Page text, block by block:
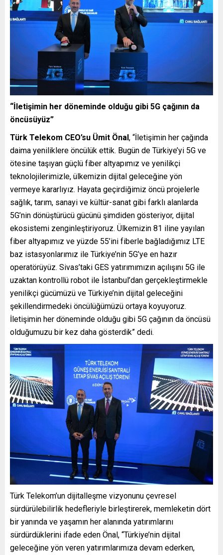
“İletişimin her döneminde olduğu gibi 5G çağının da
öncüsüyüz”
Türk Telekom CEO’su Ümit Önal , “İletişimin her çağında
daima yeniliklere öncülük ettik. Bugün de Türkiye’yi 5G ve
ötesine taşıyan güçlü fiber altyapımız ve yenilikçi
teknolojilerimizle, ülkemizin dijital geleceğine yön
vermeye kararlıyız. Hayata geçirdiğimiz öncü projelerle
sağlık, tarım, sanayi ve kültür-sanat gibi farklı alanlarda
5G’nin dönüştürücü gücünü şimdiden gösteriyor, dijital
ekosistemi zenginleştiriyoruz. Ülkemizin 81 iline yayılan
fiber altyapımız ve yüzde 55’ini fiberle bağladığımız LTE
baz istasyonlarımız ile Türkiye’nin 5G’ye en hazır
operatörüyüz. Sivas’taki GES yatırımımızın açılışını 5G ile
uzaktan kontrollü robot ile İstanbul’dan gerçekleştirmekle
yenilikçi gücümüzü ve Türkiye’nin dijital geleceğini
şekillendirmedeki öncülüğümüzü ortaya koyuyoruz.
İletişimin her döneminde olduğu gibi 5G çağının da öncüsü
olduğumuzu bir kez daha gösterdik” dedi.
Türk Telekom’un dijitalleşme vizyonunu çevresel
sürdürülebilirlik hedefleriyle birleştirerek, memleketin dört
bir yanında ve yaşamın her alanında yatırımlarını
sürdürdüklerini ifade eden Önal, “Türkiye’nin dijital
geleceğine yön veren yatırımlarımıza devam ederken,